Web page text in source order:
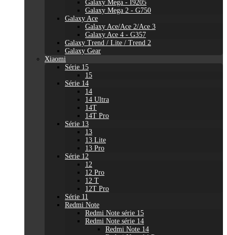
Galaxy Mega - I9205
Galaxy Mega 2 - G750
Galaxy Ace
Galaxy Ace/Ace 2/Ace 3
Galaxy Ace 4 - G357
Galaxy Trend / Lite / Trend 2
Galaxy Gear
Xiaomi
Série 15
15
Série 14
14
14 Ultra
14T
14T Pro
Série 13
13
13 Lite
13 Pro
Série 12
12
12 Pro
12 T
12T Pro
Série 11
Redmi Note
Redmi Note série 15
Redmi Note série 14
Redmi Note 14